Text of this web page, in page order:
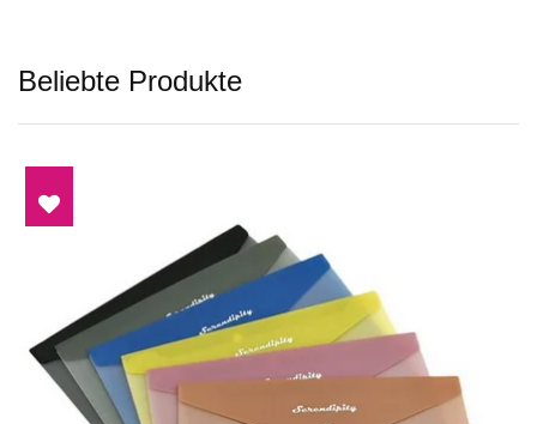
Beliebte Produkte